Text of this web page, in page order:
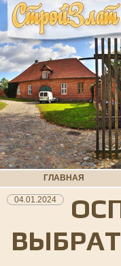
ГЛАВНАЯ
04.01.2024